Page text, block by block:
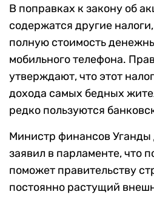
В поправках к закону об
содержатся другие
полную стоимость
мобильного телефона.
утверждают, что этот
дохода самых бедных
редко пользуются
Министр финансов Уганды
заявил в парламенте, что
поможет правительству
постоянно растущий